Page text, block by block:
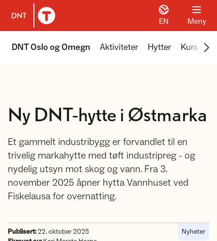
Til DNT.no forside
EN Meny
DNT Oslo og Omegn Aktiviteter Hytter Kurs
Ny DNT-hytte i Østmarka
Et gammelt industribygg er forvandlet til en
trivelig markahytte med tøft industripreg - og
nydelig utsyn mot skog og vann. Fra 3.
november 2025 åpner hytta Vannhuset ved
Fiskelausa for overnatting.
Publisert:22. oktober 2025
Nyheter